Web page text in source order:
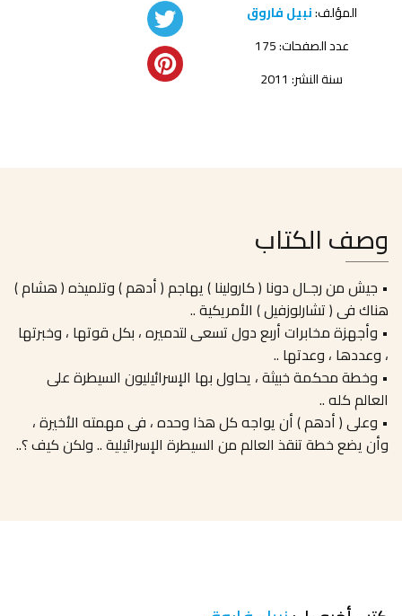
المؤلف:نبيل فاروق
عدد الصفحات: 175
سنة النشر: 2011
وصف الكتاب
• جيش من رجـال دونا ( كارولينا ) يهاجم ( أدهم ) وتلميذه ( هشام )
هناك فى ( تشارلوزفيل ) الأمريكية ..
• وأجهزة مخابرات أربع دول تسعى لتدميره ، بكل قوتها ، وخبرتها
، وعددها ، وعدتها ..
• وخطة محكمة خبيثة ، يحاول بها الإسرائيليون السيطرة على
العالم كله ..
• وعلى ( أدهم ) أن يواجه كل هذا وحده ، فى مهمته الأخيرة ،
وأن يضع خطة تنقذ العالم من السيطرة الإسرائيلية .. ولكن كيف ؟..